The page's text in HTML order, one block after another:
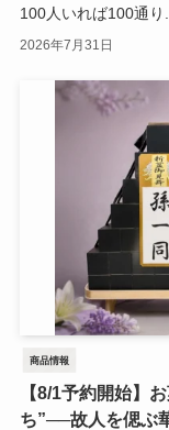
100人いれば100通り...
2026年7月31日
商品情報
【8/1予約開始】
ち”──故人を偲ぶ